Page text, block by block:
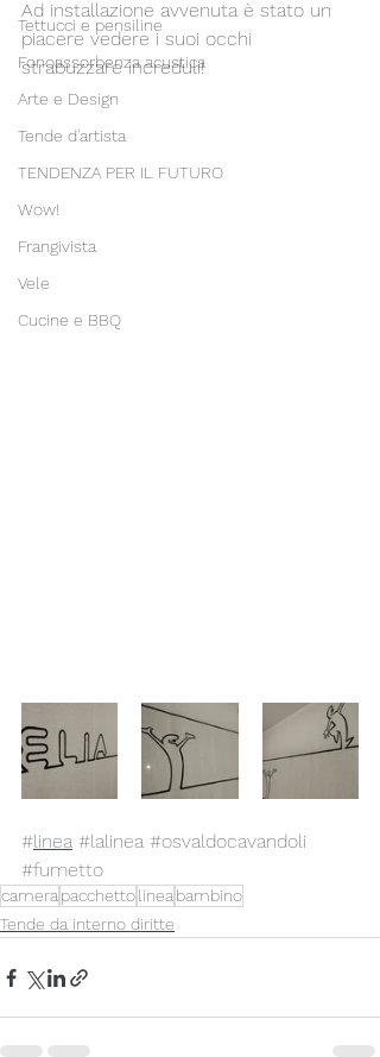
Tettucci e pensiline
Fonoassorbenza acustica
Arte e Design
Tende d'artista
TENDENZA PER IL FUTURO
Wow!
Frangivista
Vele
Cucine e BBQ
Ad installazione avvenuta è stato un
piacere vedere i suoi occhi
strabuzzare increduli!
#linea #lalinea #osvaldocavandoli
#fumetto
camera pacchettolinea bambino
Tende da interno diritte